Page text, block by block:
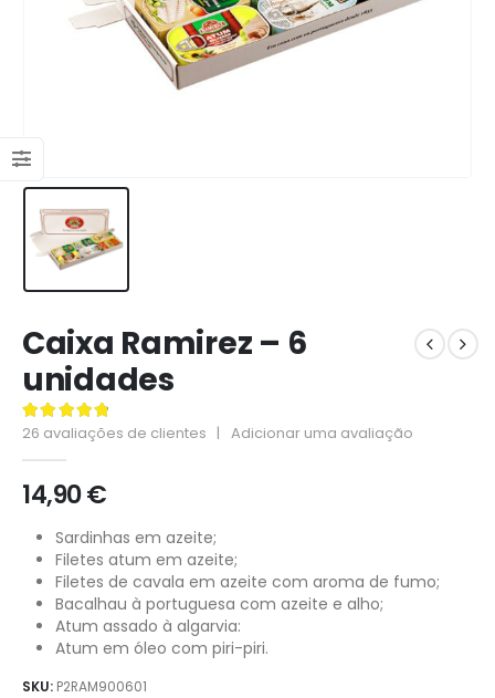
Caixa Ramirez – 6
unidades
4.96de 5
26 avaliações de clientes | Adicionar uma avaliação
14,90€
Sardinhas em azeite;
Filetes atum em azeite;
Filetes de cavala em azeite com aroma de fumo;
Bacalhau à portuguesa com azeite e alho;
Atum assado à algarvia:
Atum em óleo com piri-piri.
SKU: P2RAM900601